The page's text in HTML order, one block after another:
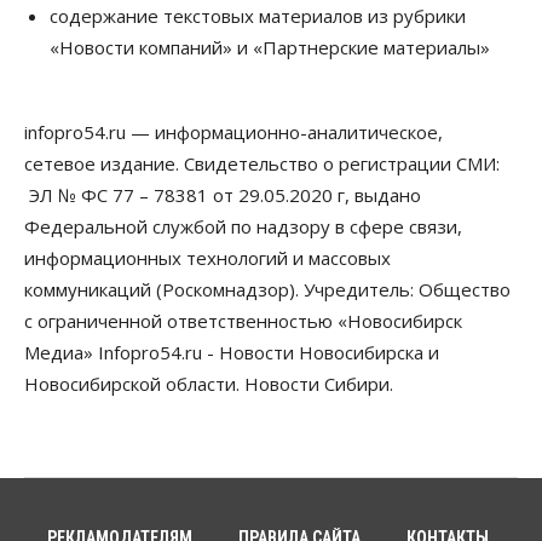
Новосибирские вузы опубликовали
приказы о зачислении на бюджетные места
08 Августа 2026, 16:00
Искусственный интеллект впервые выписал
штраф за борщевик
08 Августа 2026, 15:00
Авто
Продажи подержанных электромобилей в
Новосибирской области растут второй месяц
08 Августа 2026, 13:00
Бизнес Общество
Детские центры Новосибирска
перегибают с «педагогикой успеха», считает
обратился в правительство РФ из-за атак на WB
содержание текстовых материалов из рубрики
«Новости компаний» и «Партнерские материалы»
infopro54.ru — информационно-аналитическое,
сетевое издание. Свидетельство о регистрации СМИ:
ЭЛ № ФС 77 – 78381 от 29.05.2020 г, выдано
Федеральной службой по надзору в сфере связи,
информационных технологий и массовых
коммуникаций (Роскомнадзор). Учредитель: Общество
с ограниченной ответственностью «Новосибирск
Медиа» Infopro54.ru - Новости Новосибирска и
Новосибирской области. Новости Сибири.